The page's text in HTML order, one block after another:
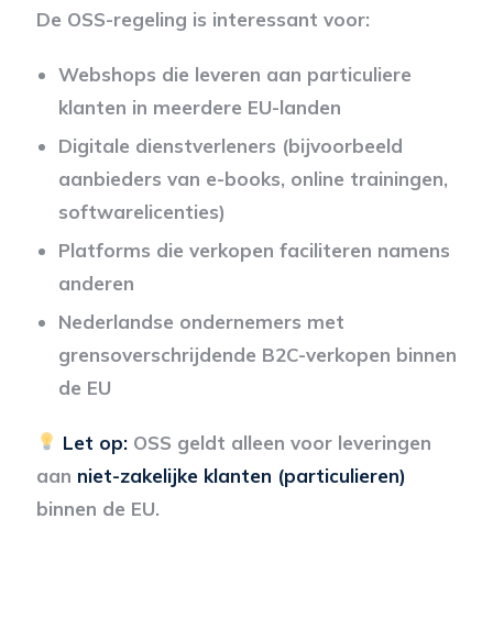
De OSS-regeling is interessant voor:
Webshops die leveren aan particuliere
klanten in meerdere EU-landen
Digitale dienstverleners (bijvoorbeeld
aanbieders van e-books, online trainingen,
softwarelicenties)
Platforms die verkopen faciliteren namens
anderen
Nederlandse ondernemers met
grensoverschrijdende B2C-verkopen binnen
de EU
Let op:OSS geldt alleen voor leveringen
aan niet-zakelijke klanten (particulieren)
binnen de EU.